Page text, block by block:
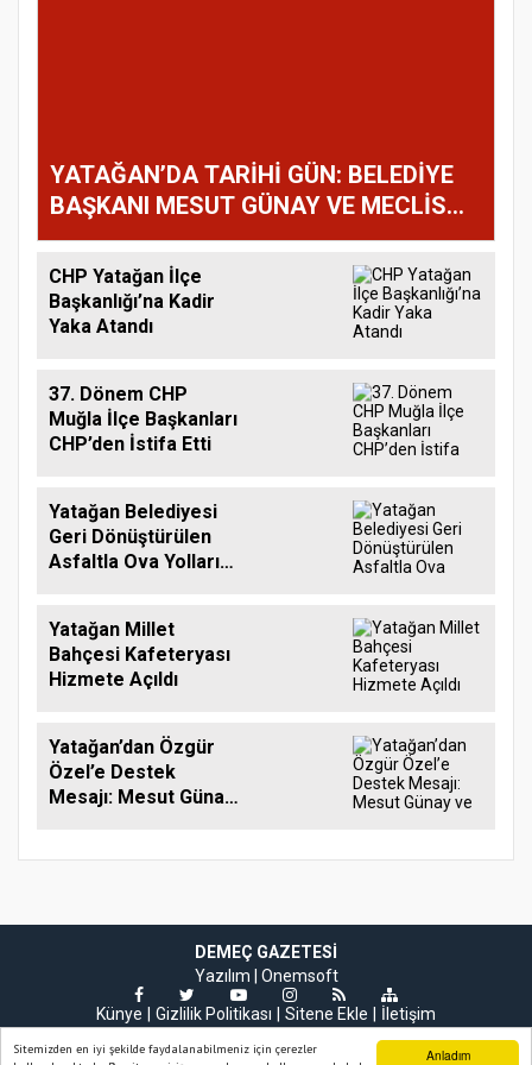
Anladım
Sitemizden en iyi şekilde faydalanabilmeniz için çerezler
YATAĞAN’DA TARİHİ GÜN: BELEDİYE
BAŞKANI MESUT GÜNAY VE MECLİS
ÜYELERİ YENİ PARTİ’YE GEÇTİ!
CHP Yatağan İlçe
Başkanlığı’na Kadir
Yaka Atandı
37. Dönem CHP
Muğla İlçe Başkanları
CHP’den İstifa Etti
Yatağan Belediyesi
Geri Dönüştürülen
Asfaltla Ova Yollarını
Yatağan Millet
Bahçesi Kafeteryası
Hizmete Açıldı
Yatağan’dan Özgür
Özel’e Destek
Mesajı: Mesut Günay
DEMEÇ GAZETESI
Yazılım | Onemsoft
Künye
Gizlilik Politikası Sitene Ekle İletişim